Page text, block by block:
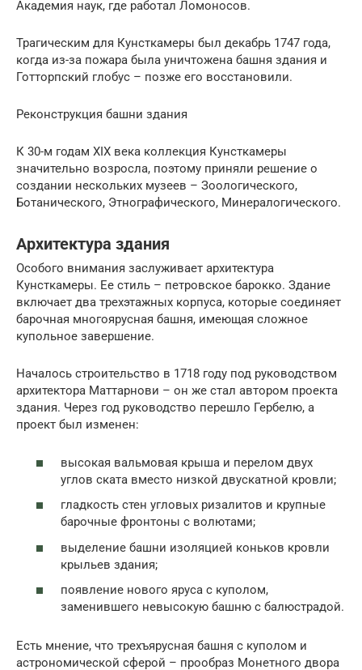
Академия наук, где работал Ломоносов.
Трагическим для Кунсткамеры был декабрь 1747 года,
когда из-за пожара была уничтожена башня здания и
Готторпский глобус – позже его восстановили.
Реконструкция башни здания
К 30-м годам XIX века коллекция Кунсткамеры
значительно возросла, поэтому приняли решение о
создании нескольких музеев – Зоологического,
Ботанического, Этнографического, Минералогического.
Архитектура здания
Особого внимания заслуживает архитектура
Кунсткамеры. Ее стиль – петровское барокко. Здание
включает два трехэтажных корпуса, которые соединяет
барочная многоярусная башня, имеющая сложное
купольное завершение.
Началось строительство в 1718 году под руководством
архитектора Маттарнови – он же стал автором проекта
здания. Через год руководство перешло Гербелю, а
проект был изменен:
высокая вальмовая крыша и перелом двух
углов ската вместо низкой двускатной кровли;
гладкость стен угловых ризалитов и крупные
барочные фронтоны с волютами;
выделение башни изоляцией коньков кровли
крыльев здания;
появление нового яруса с куполом,
заменившего невысокую башню с балюстрадой.
Есть мнение, что трехъярусная башня с куполом и
астрономической сферой – прообраз Монетного двора